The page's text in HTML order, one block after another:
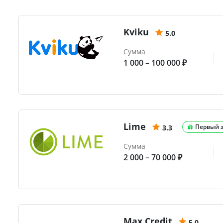
Kviku
5.0
Сумма
1 000 – 100 000 ₽
Lime 3.3 Первый
Сумма
2 000 – 70 000 ₽